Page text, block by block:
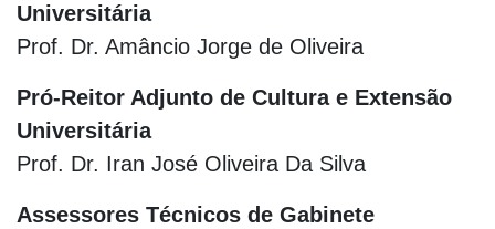
Universitária
Prof. Dr. Amâncio Jorge de Oliveira
Pró-Reitor Adjunto de Cultura e Extensão
Universitária
Prof. Dr. Iran José Oliveira Da Silva
Assessores Técnicos de Gabinete